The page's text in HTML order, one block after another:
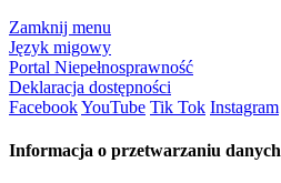
Zamknij menu
Język migowy
Portal Niepełnosprawność
Deklaracja dostępności
FacebookYouTube Tik Tok Instagram
Informacja o przetwarzaniu danych